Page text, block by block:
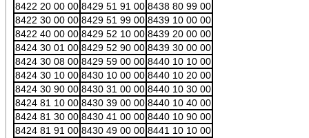
8422 20 00 00 8429 51 91 00 8438 80 99 00
8422 30 00 00 8429 51 99 00 8439 10 00 00
8422 40 00 00 8429 52 10 00 8439 20 00 00
8424 30 01 00 8429 52 90 00 8439 30 00 00
8424 30 08 00 8429 59 00 00 8440 10 10 00
8424 30 10 00 8430 10 00 00 8440 10 20 00
8424 30 90 00 8430 31 00 00 8440 10 30 00
8424 81 10 00 8430 39 00 00 8440 10 40 00
8424 81 30 00 8430 41 00 00 8440 10 90 00
8424 81 91 00 8430 49 00 00 8441 10 10 00